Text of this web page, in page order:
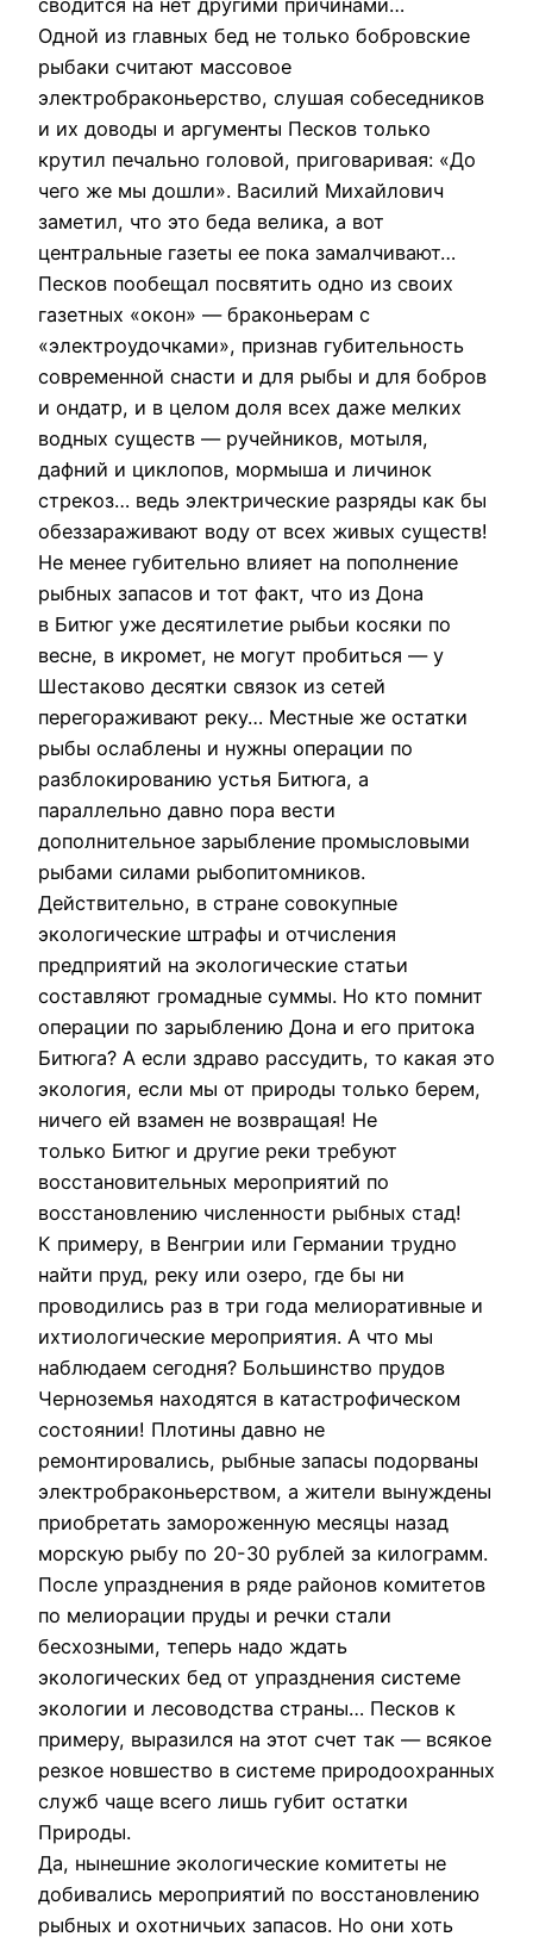
сводится на нет другими причинами…
Одной из главных бед не только бобровские
рыбаки считают массовое
электробраконьерство, слушая собеседников
и их доводы и аргументы Песков только
крутил печально головой, приговаривая: «До
чего же мы дошли». Василий Михайлович
заметил, что это беда велика, а вот
центральные газеты ее пока замалчивают…
Песков пообещал посвятить одно из своих
газетных «окон» — браконьерам с
«электроудочками», признав губительность
современной снасти и для рыбы и для бобров
и ондатр, и в целом доля всех даже мелких
водных существ — ручейников, мотыля,
дафний и циклопов, мормыша и личинок
стрекоз… ведь электрические разряды как бы
обеззараживают воду от всех живых существ!
Не менее губительно влияет на пополнение
рыбных запасов и тот факт, что из Дона
в Битюг уже десятилетие рыбьи косяки по
весне, в икромет, не могут пробиться — у
Шестаково десятки связок из сетей
перегораживают реку… Местные же остатки
рыбы ослаблены и нужны операции по
разблокированию устья Битюга, а
параллельно давно пора вести
дополнительное зарыбление промысловыми
рыбами силами рыбопитомников.
Действительно, в стране совокупные
экологические штрафы и отчисления
предприятий на экологические статьи
составляют громадные суммы. Но кто помнит
операции по зарыблению Дона и его притока
Битюга? А если здраво рассудить, то какая это
экология, если мы от природы только берем,
ничего ей взамен не возвращая! Не
только Битюг и другие реки требуют
восстановительных мероприятий по
восстановлению численности рыбных стад!
К примеру, в Венгрии или Германии трудно
найти пруд, реку или озеро, где бы ни
проводились раз в три года мелиоративные и
ихтиологические мероприятия. А что мы
наблюдаем сегодня? Большинство прудов
Черноземья находятся в катастрофическом
состоянии! Плотины давно не
ремонтировались, рыбные запасы подорваны
электробраконьерством, а жители вынуждены
приобретать замороженную месяцы назад
морскую рыбу по 20-30 рублей за килограмм.
После упразднения в ряде районов комитетов
по мелиорации пруды и речки стали
бесхозными, теперь надо ждать
экологических бед от упразднения системе
экологии и лесоводства страны… Песков к
примеру, выразился на этот счет так — всякое
резкое новшество в системе природоохранных
служб чаще всего лишь губит остатки
Природы.
Да, нынешние экологические комитеты не
добивались мероприятий по восстановлению
рыбных и охотничьих запасов. Но они хоть